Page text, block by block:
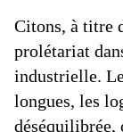
Citons, à titre
prolétariat
industrielle.
longues, les
déséquilibrée,